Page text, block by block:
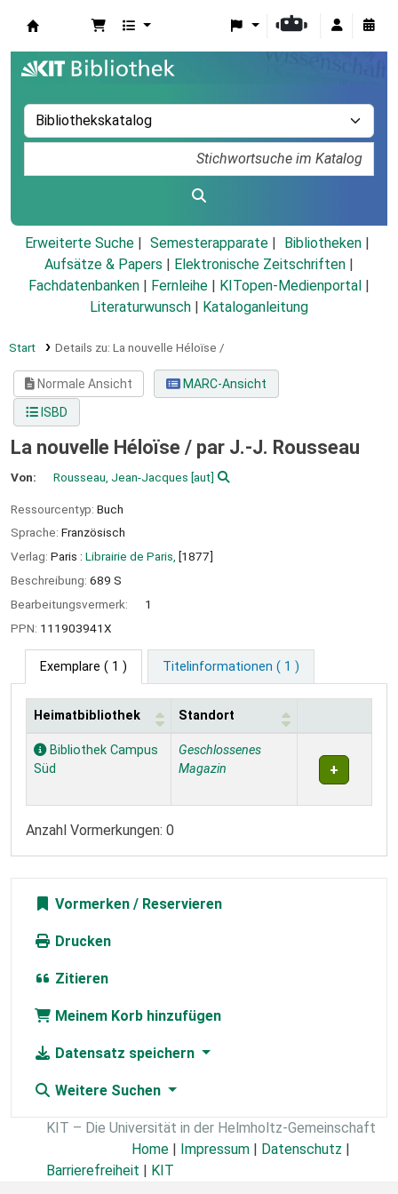
Erweiterte Suche Semesterapparate
Bibliotheken
Aufsätze & Papers
Elektronische Zeitschriften
Fachdatenbanken
Fernleihe KITopen-Medienportal
Literaturwunsch
Kataloganleitung
Start Details zu: La nouvelle Héloi͏̈se /
Normale Ansicht
MARC-Ansicht
ISBD
La nouvelle Héloi͏̈se / par J.-J. Rousseau
Von: Rousseau, Jean-Jacques [aut]
Ressourcentyp: Buch
Sprache: Französisch
Verlag: Paris : Librairie de Paris, [1877]
Beschreibung: 689 S
Bearbeitungsvermerk:
1
PPN: 111903941X
Exemplare ( 1 ) Titelinformationen ( 1 )
Exemplare
Heimatbibliothek Standort
Bibliothek Campus
Süd
Geschlossenes
Magazin
Anzahl Vormerkungen: 0
Vormerken
Drucken
Zitieren
Meinem Korb hinzufügen
Datensatz speichern
Weitere Suchen
KIT – Die Universität in der Helmholtz-Gemeinschaft
Home
Impressum Datenschutz
Barrierefreiheit
KIT